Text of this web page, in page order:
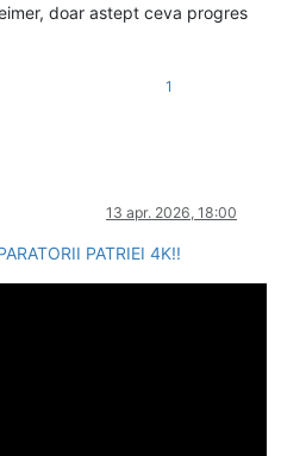
doar astept ceva progres
1
13 apr. 2026, 18:00
PATRIEI 4K!!